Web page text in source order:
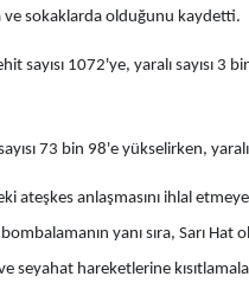
ve sokaklarda olduğunu kaydetti.
sayısı 1072'ye, yaralı sayısı 3
73 bin 98'e yükselirken,
ateşkes anlaşmasını ihlal
yanı sıra, Sarı Hat
seyahat hareketlerine